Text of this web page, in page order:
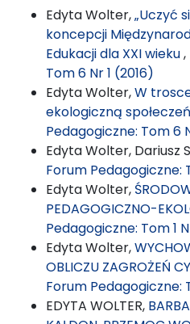
Edyta Wolter,„Uczyć
koncepcji
Edukacji dla XXI wieku,
Tom 6 Nr 1 (2016)
Edyta Wolter,W
ekologiczną
Pedagogiczne: Tom 6
Edyta Wolter, Dariusz
Forum Pedagogiczne:
Edyta Wolter,
PEDAGOGICZNO-
Pedagogiczne: Tom 1
Edyta Wolter,
OBLICZU ZAGROŻEŃ
Forum Pedagogiczne:
EDYTA WOLTER,